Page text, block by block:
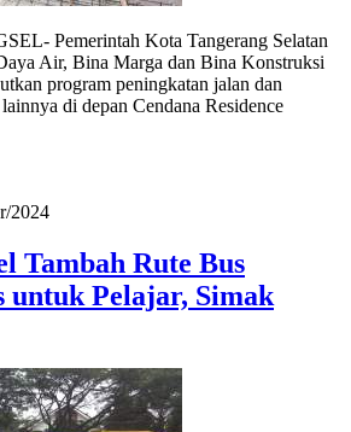
Pemerintah Kota Tangerang Selatan
Air, Bina Marga dan Bina Konstruksi
program peningkatan jalan dan
di depan Cendana Residence
2024
Tambah Rute Bus
untuk Pelajar, Simak